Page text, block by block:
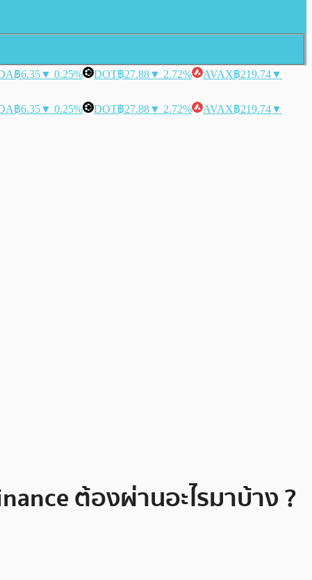
฿6.35▼ 0.25% DOT฿27.88▼ 2.72% AVAX฿219.74▼
฿6.35▼ 0.25% DOT฿27.88▼ 2.72% AVAX฿219.74▼
ต้องผ่านอะไรมาบ้าง ?